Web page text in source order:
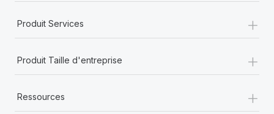
Produit Services +
Produit Taille d'entreprise +
Ressources +